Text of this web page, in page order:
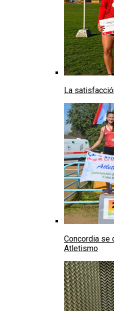
La
Concordia se
Atletismo